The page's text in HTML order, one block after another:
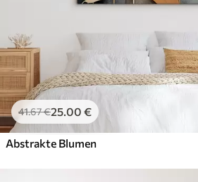
41.67€25.00 €
Abstrakte Blumen